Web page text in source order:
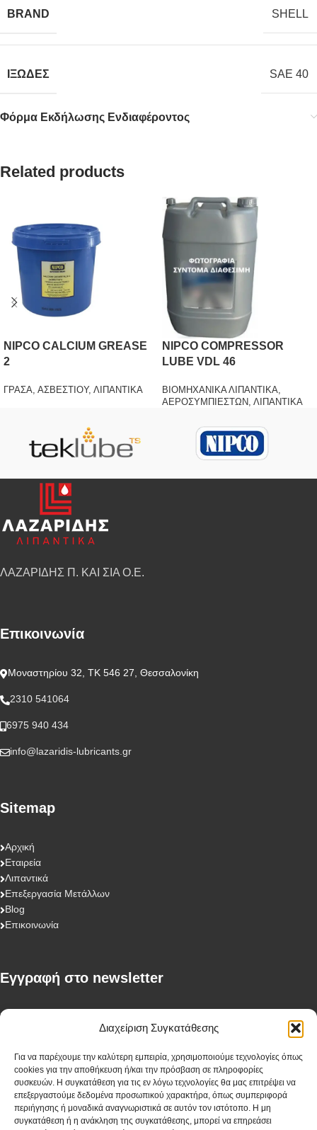
Διαχείριση Συγκατάθεσης
Για να παρέχουμε την καλύτερη εμπειρία, χρησιμοποιούμε τεχνολογίες όπως
cookies για την αποθήκευση ή/και την πρόσβαση σε πληροφορίες
συσκευών. Η συγκατάθεση για τις εν λόγω τεχνολογίες θα μας επιτρέψει να
επεξεργαστούμε δεδομένα προσωπικού χαρακτήρα, όπως συμπεριφορά
περιήγησης ή μοναδικά αναγνωριστικά σε αυτόν τον ιστότοπο. Η μη
συγκατάθεση ή η ανάκληση της συγκατάθεσης, μπορεί να επηρεάσει
BRAND SHELL
ΙΞΩΔΕΣ SAE 40
Φόρμα Εκδήλωσης Ενδιαφέροντος
Related products
NIPCO CALCIUM GREASE
2
ΓΡΑΣΑ ΑΣΒΕΣΤΙΟΥ, ΛΙΠΑΝΤΙΚΑ
NIPCO COMPRESSOR
LUBE VDL 46
ΒΙΟΜΗΧΑΝΙΚΑ ΛΙΠΑΝΤΙΚΑ
ΑΕΡΟΣΥΜΠΙΕΣΤΩΝ ΛΙΠΑΝΤΙΚΑ
ΛΑΖΑΡΙΔΗΣ Π. ΚΑΙ ΣΙΑ Ο.Ε.
Επικοινωνία
Μοναστηρίου 32, ΤΚ 546 27, Θεσσαλονίκη
2310 541064
6975 940 434
info@lazaridis-lubricants.gr
Sitemap
Αρχική
Εταιρεία
Λιπαντικά
Επεξεργασία Μετάλλων
Blog
Επικοινωνία
Eγγραφή στο newsletter
First Name
Last Name